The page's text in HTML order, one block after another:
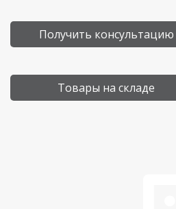
Получить консультацию
Товары на складе